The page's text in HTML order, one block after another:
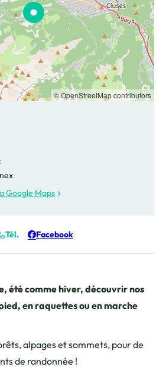
été comme hiver, découvrir nos
en raquettes ou en marche
alpages et sommets, pour de
de randonnée !
© OpenStreetMap contributors
Google Maps
Tél. Facebook